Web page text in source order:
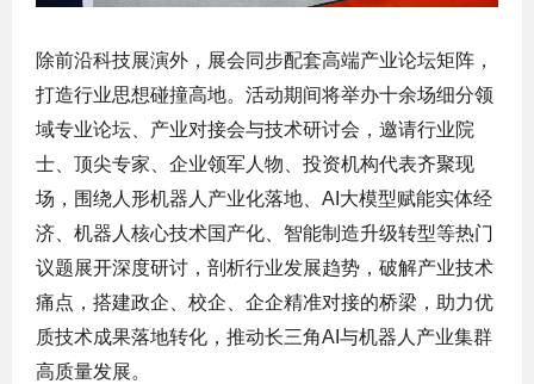
除前沿科技展演外，展会同步配套高端产业论坛矩阵 ，
打造行业思想碰撞高地。活动期间将举办十余场细分领
域专业论坛、产业对接会与技术研讨会，邀请行业院
士、顶尖专家、企业领军人物、投资机构代表齐聚现
场，围绕人形机器人产业化落地、AI大模型赋能实体经
济、机器人核心技术国产化、智能制造升级转型等热门
议题展开深度研讨，剖析行业发展趋势，破解产业技术
痛点，搭建政企、校企、企企精准对接的桥梁，助力优
质技术成果落地转化，推动长三角AI与机器人产业集群
高质量发展。